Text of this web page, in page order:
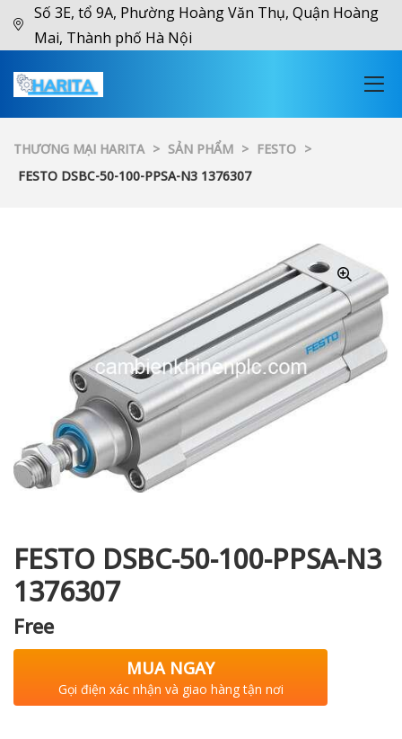
Số 3E, tổ 9A, Phường Hoàng Văn Thụ, Quận Hoàng
Mai, Thành phố Hà Nội
THƯƠNG MẠI HARITA > SẢN PHẨM > FESTO >
FESTO DSBC-50-100-PPSA-N3 1376307
FESTO DSBC-50-100-PPSA-N3
1376307
Free
MUA NGAY
Gọi điện xác nhận và giao hàng tận nơi
XNK